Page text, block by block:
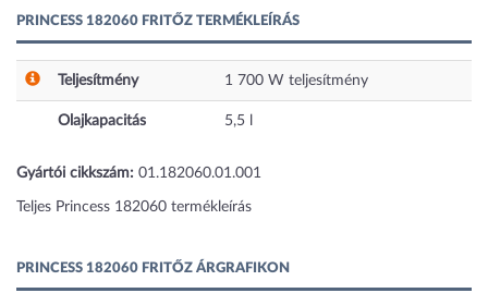
PRINCESS 182060 FRITŐZ TERMÉKLEÍRÁS
Teljesítmény 1 700 W teljesítmény
Olajkapacitás 5,5
Gyártói cikkszám: 01.182060.01.001
Teljes Princess 182060 termékleírás
PRINCESS 182060 FRITŐZ ÁRGRAFIKON